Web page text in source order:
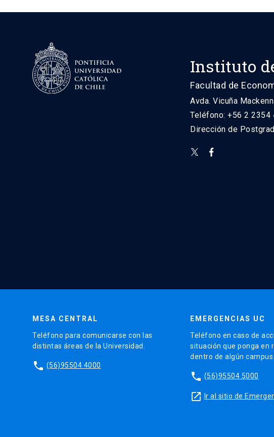
Instituto
Facultad de
Avda. Vicuña
Teléfono: +56 2 2354
Dirección de
MESA CENTRAL
Teléfono para comunicarse con las
distintas áreas de la Universidad.
phone (56)95504 4000
EMERGENCIAS UC
Teléfono en caso de
situación que ponga en
dentro de algún campus.
phone (56)95504 5000
launch Ir al sitio de